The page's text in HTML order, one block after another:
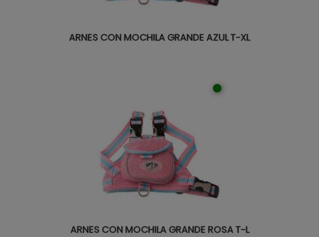
ARNES CON MOCHILA GRANDE AZUL T-XL
ARNES CON MOCHILA GRANDE ROSA T-L